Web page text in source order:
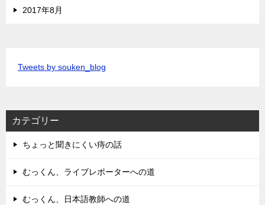
2017年8月
Tweets by souken_blog
カテゴリー
ちょっと聞きにくい痔の話
むっくん、ライブレポーターへの道
むっくん、日本語教師への道